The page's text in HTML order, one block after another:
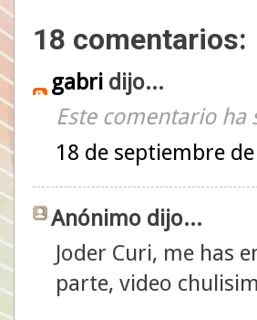
18 comentarios:
gabri dijo...
Este comentario
18 de septiembre
Anónimo dijo...
Joder Curi, me has
parte, video